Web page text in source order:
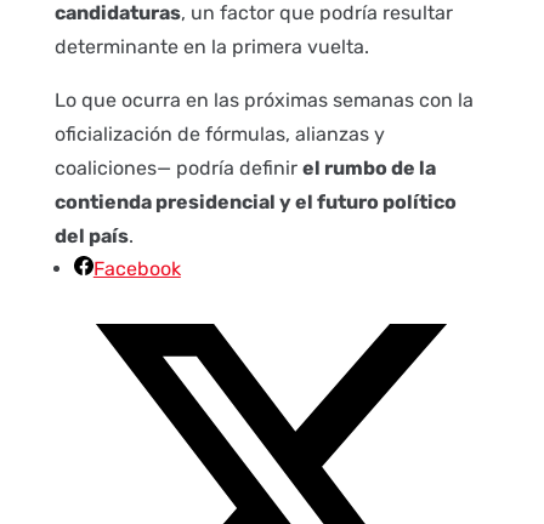
candidaturas, un factor que podría resultar
determinante en la primera vuelta.
Lo que ocurra en las próximas semanas con la
oficialización de fórmulas, alianzas y
coaliciones— podría definir el rumbo de la
contienda presidencial y el futuro político
del país.
Facebook